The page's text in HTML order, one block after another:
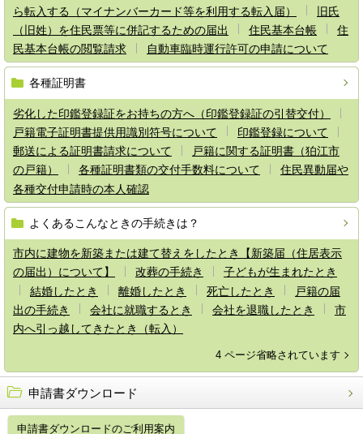
ら転入する（マイナンバーカード等を利用する転入届）
旧氏
（旧姓）を住民票等に併記するための届出
住民基本台帳
住
民基本台帳の閲覧請求
自動車臨時運行許可の申請について
各種証明書
劣化した印鑑登録証をお持ちの方へ（印鑑登録証の引替交付）
戸籍電子証明書提供用識別符号について
印鑑登録について
郵送による証明書請求について
戸籍に関する証明書（狛江市
の戸籍）
各種証明書類の交付手数料について
住民異動届や
各種交付申請時の本人確認
よくあるこんなときの手続きは？
市内に建物を新築または建て替えをしたとき【新築届（住居表示
の届出）について】
改葬の手続き
子どもが生まれたとき
結婚したとき
離婚したとき 死亡したとき
戸籍の届
出の手続き
会社に就職するとき 会社を退職したとき
市
内へ引っ越してきたとき（転入）
4 ページ省略されています
申請書ダウンロード
申請書ダウンロードのご利用案内